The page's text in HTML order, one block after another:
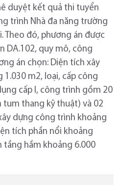
duyệt kết quả thi tuyển
trình Nhà đa năng trường
Theo đó, phương án được
DA.102, quy mô, công
án chọn: Diện tích xây
m2, loại, cấp công
cấp I, công trình gồm 20
tum thang kỹ thuật) và 02
dựng công trình khoảng
tích phần nổi khoảng
tầng hầm khoảng 6.000